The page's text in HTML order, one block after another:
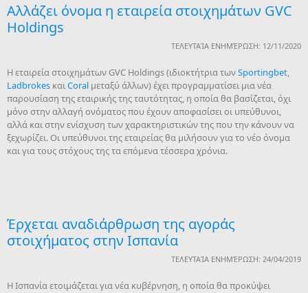
Αλλάζει όνομα η εταιρεία στοιχημάτων GVC
Holdings
ΤΕΛΕΥΤΑΊΑ ΕΝΗΜΈΡΩΣΗ: 12/11/2020
Η εταιρεία στοιχημάτων GVC Holdings (ιδιοκτήτρια τωνSportingbet,
Ladbrokes καιCoral μεταξύ άλλων) έχει προγραμματίσει μια νέα
παρουσίαση της εταιρικής της ταυτότητας, η οποία θα βασίζεται, όχι
μόνο στην αλλαγή ονόματος που έχουν αποφασίσει οι υπεύθυνοι,
αλλά και στην ενίσχυση των χαρακτηριστικών της που την κάνουν να
ξεχωρίζει. Οι υπεύθυνοι της εταιρείας θα μιλήσουν για το νέο όνομα
και για τους στόχους της τα επόμενα τέσσερα χρόνια.
Έρχεται αναδιάρθρωση της αγοράς
στοιχήματος στην Ισπανία
ΤΕΛΕΥΤΑΊΑ ΕΝΗΜΈΡΩΣΗ: 24/04/2019
Η Ισπανία ετοιμάζεται για νέα κυβέρνηση, η οποία θα προκύψει